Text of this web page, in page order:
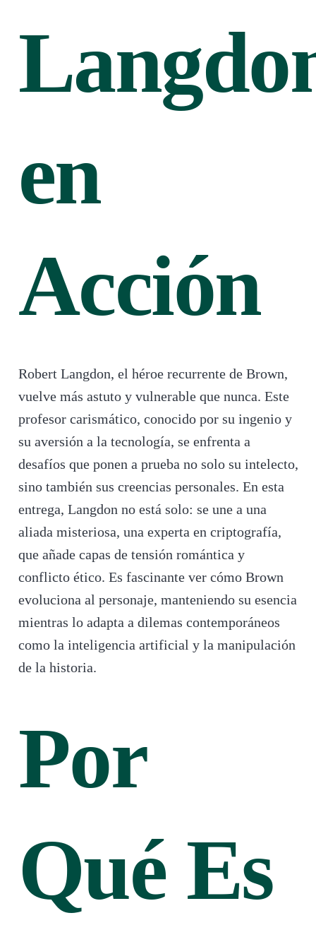
en
Acción
Robert Langdon, el héroe recurrente de Brown,
vuelve más astuto y vulnerable que nunca. Este
profesor carismático, conocido por su ingenio y
su aversión a la tecnología, se enfrenta a
desafíos que ponen a prueba no solo su intelecto,
sino también sus creencias personales. En esta
entrega, Langdon no está solo: se une a una
aliada misteriosa, una experta en criptografía,
que añade capas de tensión romántica y
conflicto ético. Es fascinante ver cómo Brown
evoluciona al personaje, manteniendo su esencia
mientras lo adapta a dilemas contemporáneos
como la inteligencia artificial y la manipulación
de la historia.
Por
Qué Es